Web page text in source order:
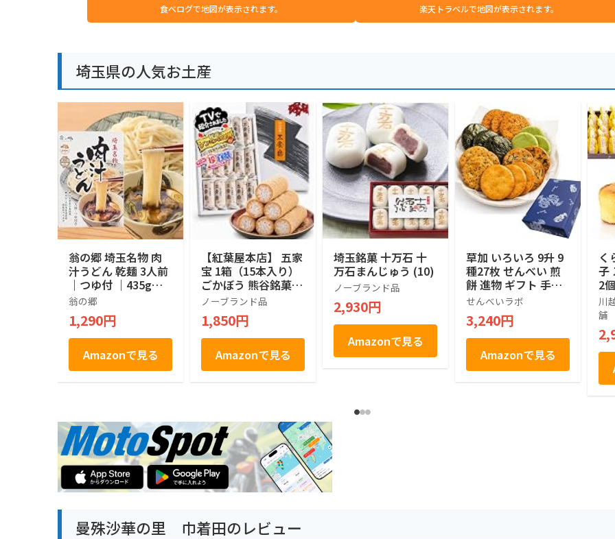
食べログで地図が表示されます。 楽天トラベルで地図が表示されます。
埼玉県の人気お土産
翁の郷 埼玉名物 肉
汁うどん 乾麺 3人前
｜つゆ付 ｜435g｜
埼玉県産小麦 使用
翁の郷
1,290円
Amazonで見る
【紅葉屋本店】 五家
宝 1箱（15本入り）
ごかぼう 熊谷銘菓
埼玉銘菓 埼玉3大銘
菓 お菓子 秘密のケ
ンミンSHOW ギフト
個包装
ノーブランド品
1,850円
Amazonで見る
埼玉銘菓 十万石 十
万石まんじゅう (10)
ノーブランド品
2,930円
Amazonで見る
草加 いろいろ 9升 9
種27枚 せんべい 煎
餅 進物 ギフト 手土
産 包装 1箱 多種 伝
統 専門店 国産 うる
ち米 長期保存 軽量
せんべいラボ 製造
埼玉 草加
せんべいラボ
3,240円
Amazonで見る
く
子
2
ん
対
川
舗
曼殊沙華の里 巾着田のレビュー